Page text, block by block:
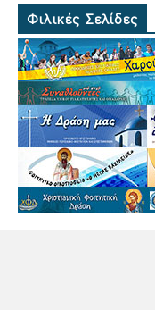
Φιλικές Σελίδες